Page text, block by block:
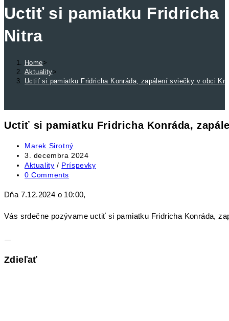
Uctiť si pamiatku Fridricha
Nitra
Home>
Aktuality>
Uctiť si pamiatku Fridricha Konráda, zapálení sviečky v obci
Uctiť si pamiatku Fridricha Konráda,
Post
author:
Marek Sirotný
Post
published:
3. decembra 2024
Post
category:
Aktuality / Príspevky
Post
0 Comments
Dňa 7.12.2024 o 10:00,
Vás srdečne pozývame uctiť si pamiatku Fridricha Konráda,
ZdieľaťShare